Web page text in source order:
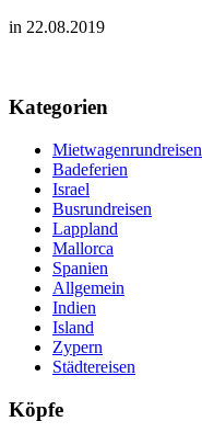
in 22.08.2019
Kategorien
Mietwagenrundreisen
Badeferien
Israel
Busrundreisen
Lappland
Mallorca
Spanien
Allgemein
Indien
Island
Zypern
Städtereisen
Köpfe